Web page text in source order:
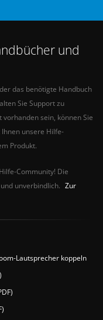
und
das benötigte Handbuch
Sie Support zu
sein, können Sie
unsere Hilfe-
Produkt.
Community! Die
unverbindlich. Zur
Lautsprecher koppeln